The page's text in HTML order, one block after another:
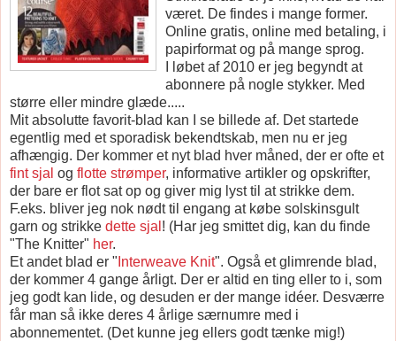
været. De findes i mange former.
Online gratis, online med betaling, i
papirformat og på mange sprog.
I løbet af 2010 er jeg begyndt at
abonnere på nogle stykker. Med
større eller mindre glæde.....
Mit absolutte favorit-blad kan I se billede af. Det startede
egentlig med et sporadisk bekendtskab, men nu er jeg
afhængig. Der kommer et nyt blad hver måned, der er ofte et
fint sjal og flotte strømper, informative artikler og opskrifter,
der bare er flot sat op og giver mig lyst til at strikke dem.
F.eks. bliver jeg nok nødt til engang at købe solskinsgult
garn og strikke dette sjal ! (Har jeg smittet dig, kan du finde
"The Knitter" her.
Et andet blad er " Interweave Knit". Også et glimrende blad,
der kommer 4 gange årligt. Der er altid en ting eller to i, som
jeg godt kan lide, og desuden er der mange idéer. Desværre
får man så ikke deres 4 årlige særnumre med i
abonnementet. (Det kunne jeg ellers godt tænke mig!)